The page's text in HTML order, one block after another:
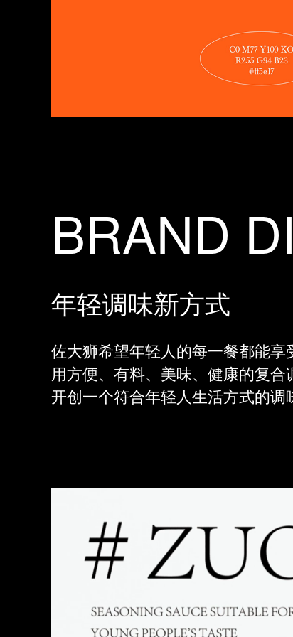
BRAND
年轻调味新方式
佐大狮希望年轻人的每一餐都能享
用方便、有料、美味、健康的复合
开创一个符合年轻人生活方式的调